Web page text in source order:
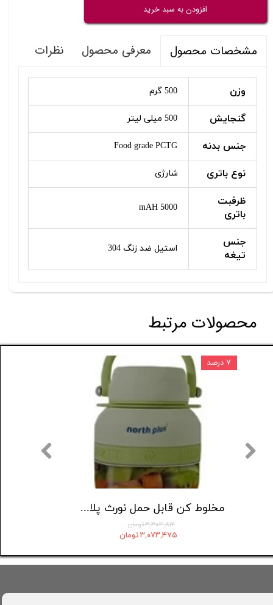
افزودن به سبد خرید
مشخصات محصول معرفی محصول نظرات
وزن 500 گرم
گنجایش 500 میلی لیتر
جنس بدنه Food grade PCTG
نوع باتری شارژی
ظرفبت
باتری
5000 mAH
جنس
تیغه
استیل ضد زنگ 304
محصولات مرتبط
مخلوط کن قابل حمل نورث پلاس مدل promix310
۳,۳۰۴,۸۱۲ تومان
۳,۰۷۳,۴۷۵ تومان
۷ درصد